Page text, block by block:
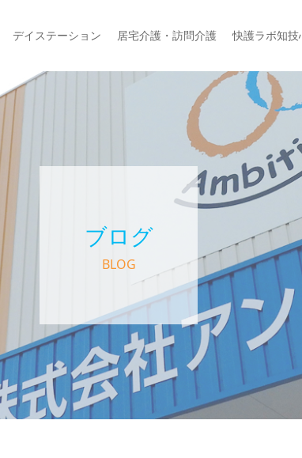
デイステーション 居宅介護・訪問介護 快護ラボ知技
ブログ
BLOG